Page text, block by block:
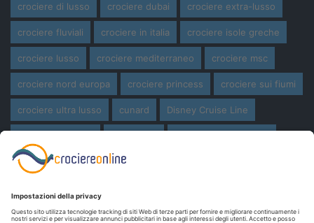
crociere di lusso crociere dubai crociere extra-lusso
crociere fluviali crociere in italia crociere isole greche
crociere lusso crociere mediterraneo crociere msc
crociere nord europa crociere princess crociere sui fiumi
crociere ultra lusso cunard Disney Cruise Line
giro del mondo miami
oceania cruises Pasqua Pasqua in crociera